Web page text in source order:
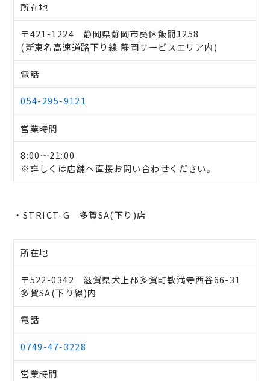
所在地
〒421-1224 静岡県静岡市葵区飯間1258
(新東名高速道路下り線 静岡サービスエリア内)
電話
054-295-9121
営業時間
8:00～21:00
※詳しくは店舗へ直接お問い合わせください。
・STRICT-G 多賀SA(下り)店
所在地
〒522-0342 滋賀県犬上郡多賀町敏満寺西谷66-31
多賀SA(下り線)内
電話
0749-47-3228
営業時間